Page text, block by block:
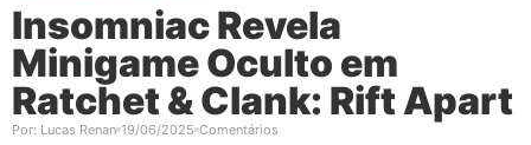
Insomniac Revela
Minigame Oculto em
Ratchet & Clank: Rift Apart
Por: Lucas Renan 19/06/2025 Comentários